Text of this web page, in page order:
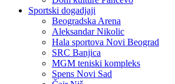
Sportski dogadjaji
Beogradska Arena
Aleksandar Nikolic
Hala sportova Novi Beograd
SRC Banjica
MGM teniski kompleks
Spens Novi Sad